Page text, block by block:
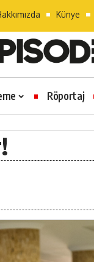
Künye
Röportaj